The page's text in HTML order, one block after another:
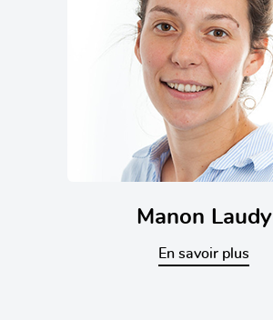
Manon Laudy
En savoir plus